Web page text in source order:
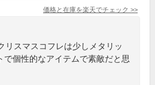
価格と在庫を楽天でチェック >>
スマスコフレは少しメタリッ
で個性的なアイテムで素敵だと思